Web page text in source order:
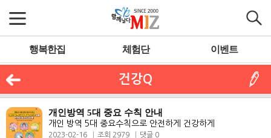
행복한집 체험단 이벤트
건강Q
개인방역 5대 중요 수칙 안내
개인 방역 5대 중요수칙으로 안전하게 건강하게
2023-02-16 조회 2979 댓글 0